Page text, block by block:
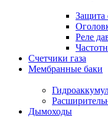
Защита
Реле
Счетчики газа
Мембранные баки
Дымоходы